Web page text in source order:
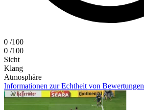
0 /100
0 /100
Sicht
Klang
Atmosphäre
Informationen zur Echtheit von Bewertungen